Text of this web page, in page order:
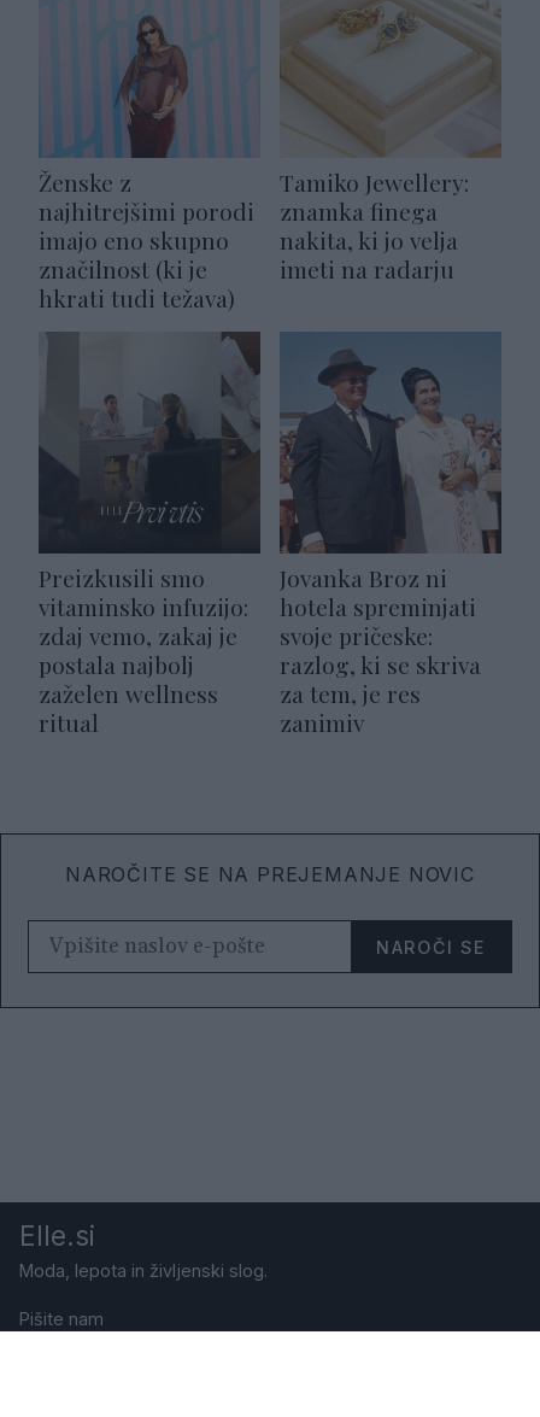
Ženske z
najhitrejšimi porodi
imajo eno skupno
značilnost (ki je
hkrati tudi težava)
Tamiko Jewellery:
znamka finega
nakita, ki jo velja
imeti na radarju
Preizkusili smo
vitaminsko infuzijo:
zdaj vemo, zakaj je
postala najbolj
zaželen wellness
ritual
Jovanka Broz ni
hotela spreminjati
svoje pričeske:
razlog, ki se skriva
za tem, je res
zanimiv
NAROČITE SE NA PREJEMANJE NOVIC
NAROČI SE
Elle.si
Moda, lepota in življenski slog.
Pišite nam